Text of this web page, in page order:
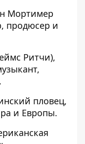
Мортимер
продюсер и
Ритчи),
пловец,
и Европы.